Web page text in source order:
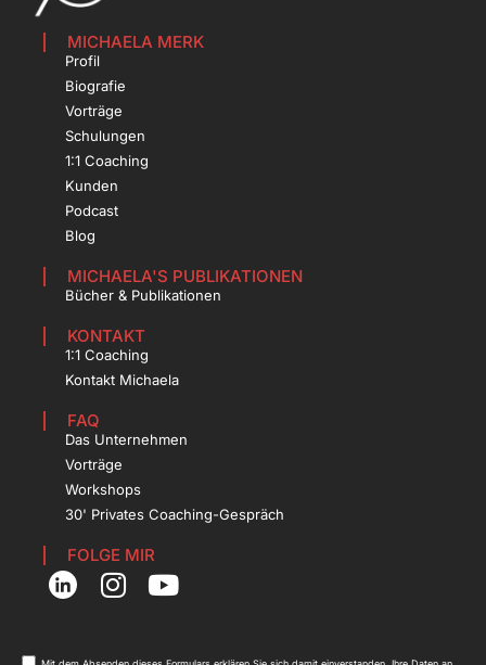
MICHAELA MERK
Profil
Biografie
Vorträge
Schulungen
1:1 Coaching
Kunden
Podcast
Blog
MICHAELA'S PUBLIKATIONEN
Bücher & Publikationen
KONTAKT
1:1 Coaching
Kontakt Michaela
FAQ
Das Unternehmen
Vorträge
Workshops
30' Privates Coaching-Gespräch
FOLGE MIR